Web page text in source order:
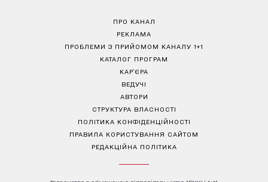
ПРО КАНАЛ
РЕКЛАМА
ПРОБЛЕМИ З ПРИЙОМОМ КАНАЛУ 1+1
КАТАЛОГ ПРОГРАМ
КАР’ЄРА
ВЕДУЧІ
АВТОРИ
СТРУКТУРА ВЛАСНОСТІ
ПОЛІТИКА КОНФІДЕНЦІЙНОСТІ
ПРАВИЛА КОРИСТУВАННЯ САЙТОМ
РЕДАКЦІЙНА ПОЛІТИКА